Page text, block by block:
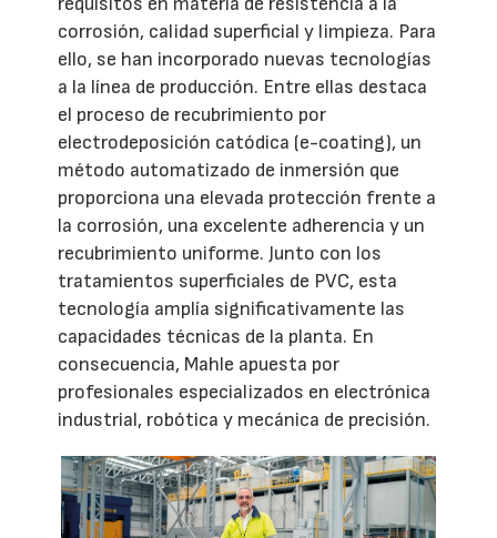
corrosión, calidad superficial y limpieza. Para
ello, se han incorporado nuevas tecnologías
a la línea de producción. Entre ellas destaca
el proceso de recubrimiento por
electrodeposición catódica (e-coating), un
método automatizado de inmersión que
proporciona una elevada protección frente a
la corrosión, una excelente adherencia y un
recubrimiento uniforme. Junto con los
tratamientos superficiales de PVC, esta
tecnología amplía significativamente las
capacidades técnicas de la planta. En
consecuencia, Mahle apuesta por
profesionales especializados en electrónica
industrial, robótica y mecánica de precisión.